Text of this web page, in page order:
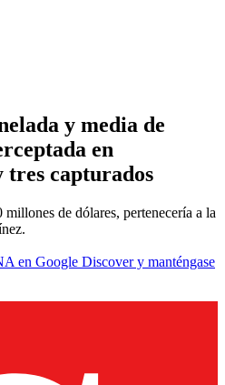
y media de
en
tres capturados
de dólares, pertenecería a la
en Google Discover y manténgase